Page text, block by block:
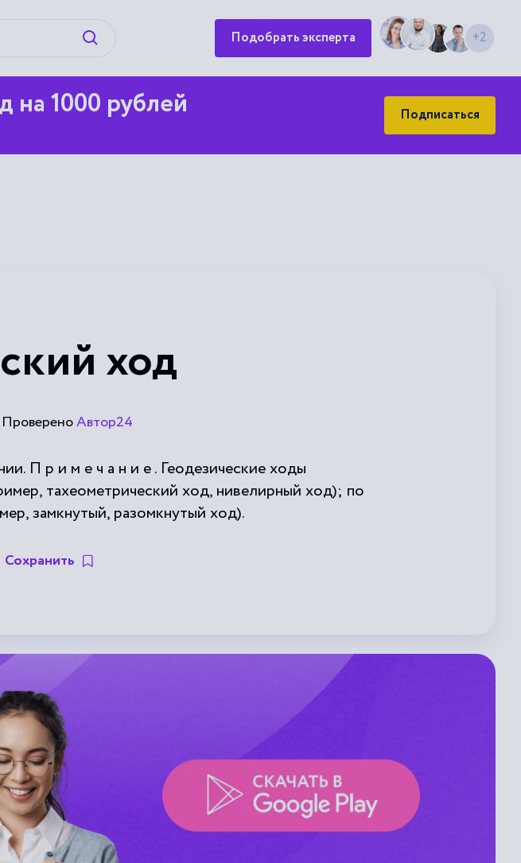
Искать Подобрать эксперта +2
на 1000 рублей Подписаться
ход
Автор24
П р и м е ч а н и е . Геодезические ходы
тахеометрический ход, нивелирный ход); по
замкнутый, разомкнутый ход).
Сохранить